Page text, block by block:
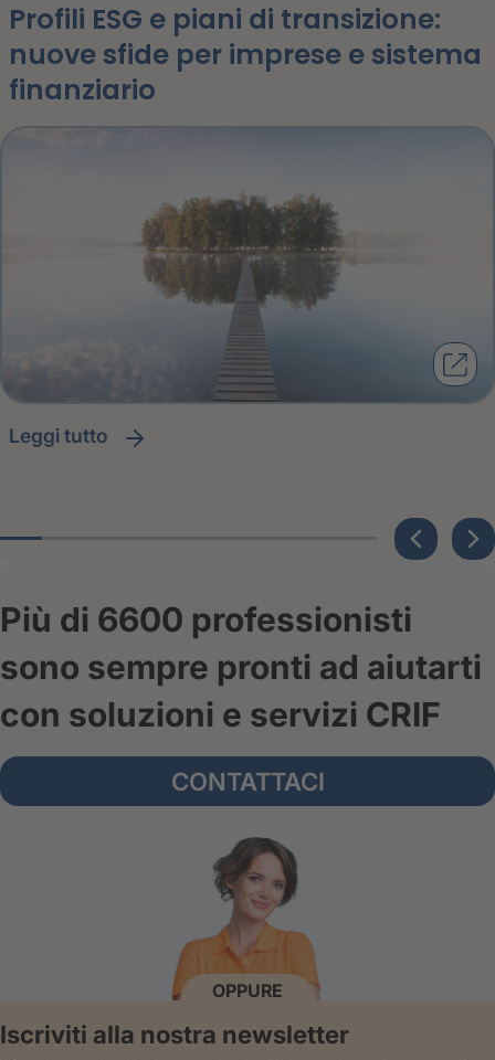
Profili ESG e piani di transizione:
nuove sfide per imprese e sistema
finanziario
leggi tutto
Più di 6600 professionisti
sono sempre pronti ad aiutarti
con soluzioni e servizi CRIF
CONTATTACI
OPPURE
Iscriviti alla nostra newsletter